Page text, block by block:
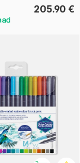
205.90 €